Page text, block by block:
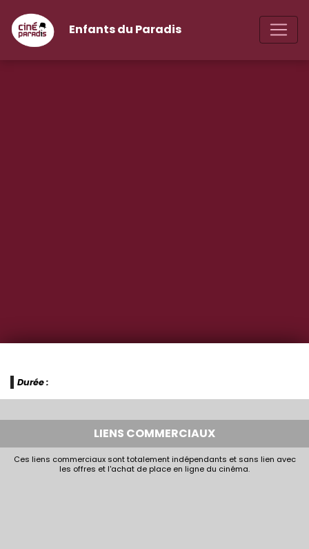
Enfants du Paradis
Durée :
LIENS COMMERCIAUX
Ces liens commerciaux sont totalement indépendants et sans lien avec
les offres et l'achat de place en ligne du cinéma.